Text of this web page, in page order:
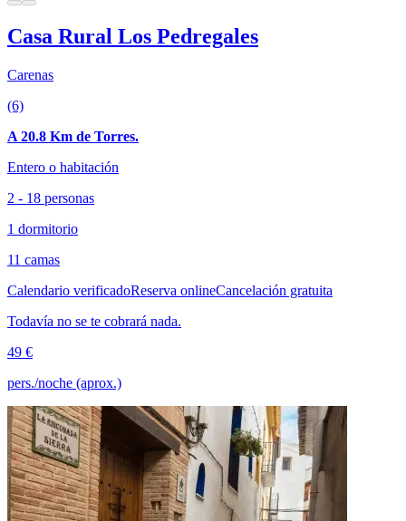
Casa Rural Los Pedregales
Carenas
(6)
A 20.8 Km de Torres.
Entero o habitación
2 - 18 personas
1 dormitorio
11 camas
Calendario verificadoReserva onlineCancelación gratuita
Todavía no se te cobrará nada.
49 €
pers./noche (aprox.)